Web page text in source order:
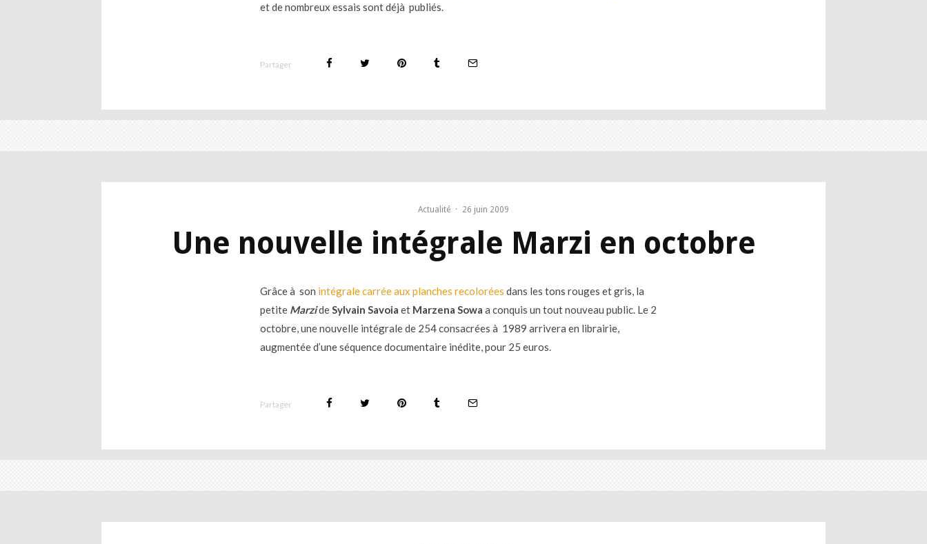
et de nombreux essais sont déjà publiés.
Partager
Actualité · 26 juin 2009
Une nouvelle intégrale Marzi en octobre
Grâce à son intégrale carrée aux planches recolorées dans les tons rouges et gris, la
petite MarzideSylvain Savoia et Marzena Sowa a conquis un tout nouveau public. Le 2
octobre, une nouvelle intégrale de 254 consacrées à 1989 arrivera en librairie,
augmentée d’une séquence documentaire inédite, pour 25 euros.
Partager